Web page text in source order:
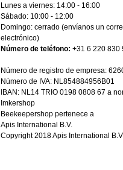
Lunes a viernes: 14:00 - 16:00
Sábado: 10:00 - 12:00
Domingo: cerrado (envíanos un
electrónico)
Número de teléfono: +31 6 220 830
Número de registro de empresa:
Número de IVA: NL854884956B01
IBAN: NL14 TRIO 0198 0808 67 a
Imkershop
Beekeepershop pertenece a
Apis International B.V.
Copyright 2018Apis International